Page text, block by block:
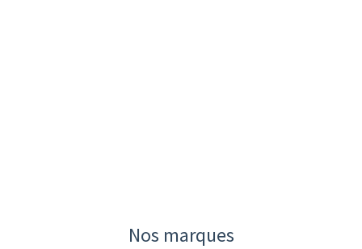
Nos marques